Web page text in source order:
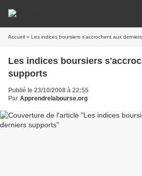
Accueil » Les indices boursiers s'accrochent aux
Les indices boursiers
supports
Publié le 23/10/2008 à 22:55
Par Apprendrelabourse.org